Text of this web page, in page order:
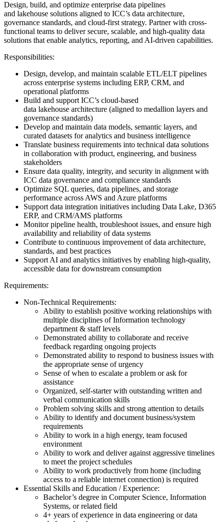
Design, build, and optimize enterprise data pipelines
and lakehouse solutions aligned to ICC’s data architecture,
governance standards, and cloud-first strategy. Partner with cross-
functional teams to deliver secure, scalable, and high-quality data
solutions that enable analytics, reporting, and AI-driven capabilities.
Responsibilities:
Design, develop, and maintain scalable ETL/ELT pipelines
across enterprise systems including ERP, CRM, and
operational platforms
Build and support ICC’s cloud-based
data lakehouse architecture (aligned to medallion layers and
governance standards)
Develop and maintain data models, semantic layers, and
curated datasets for analytics and business intelligence
Translate business requirements into technical data solutions
in collaboration with product, engineering, and business
stakeholders
Ensure data quality, integrity, and security in alignment with
ICC data governance and compliance standards
Optimize SQL queries, data pipelines, and storage
performance across AWS and Azure platforms
Support data integration initiatives including Data Lake, D365
ERP, and CRM/AMS platforms
Monitor pipeline health, troubleshoot issues, and ensure high
availability and reliability of data systems
Contribute to continuous improvement of data architecture,
standards, and best practices
Support AI and analytics initiatives by enabling high-quality,
accessible data for downstream consumption
Requirements:
Non-Technical Requirements:
Ability to establish positive working relationships with
multiple disciplines of Information technology
department & staff levels
Demonstrated ability to collaborate and receive
feedback regarding ongoing projects
Demonstrated ability to respond to business issues with
the appropriate sense of urgency
Sense of when to escalate a problem or ask for
assistance
Organized, self-starter with outstanding written and
verbal communication skills
Problem solving skills and strong attention to details
Ability to identify and document business/system
requirements
Ability to work in a high energy, team focused
environment
Ability to work and deliver against aggressive timelines
to meet the project schedules
Ability to work productively from home (including
access to a reliable internet connection) is required
Essential Skills and Education / Experience:
Bachelor’s degree in Computer Science, Information
Systems, or related field
4+ years of experience in data engineering or data